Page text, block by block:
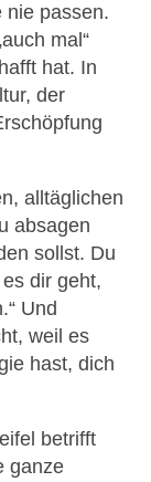
nie passen.
mal“
hat. In
der
alltäglichen
absagen
sollst. Du
dir geht,
Und
weil es
hast, dich
betrifft
ganze